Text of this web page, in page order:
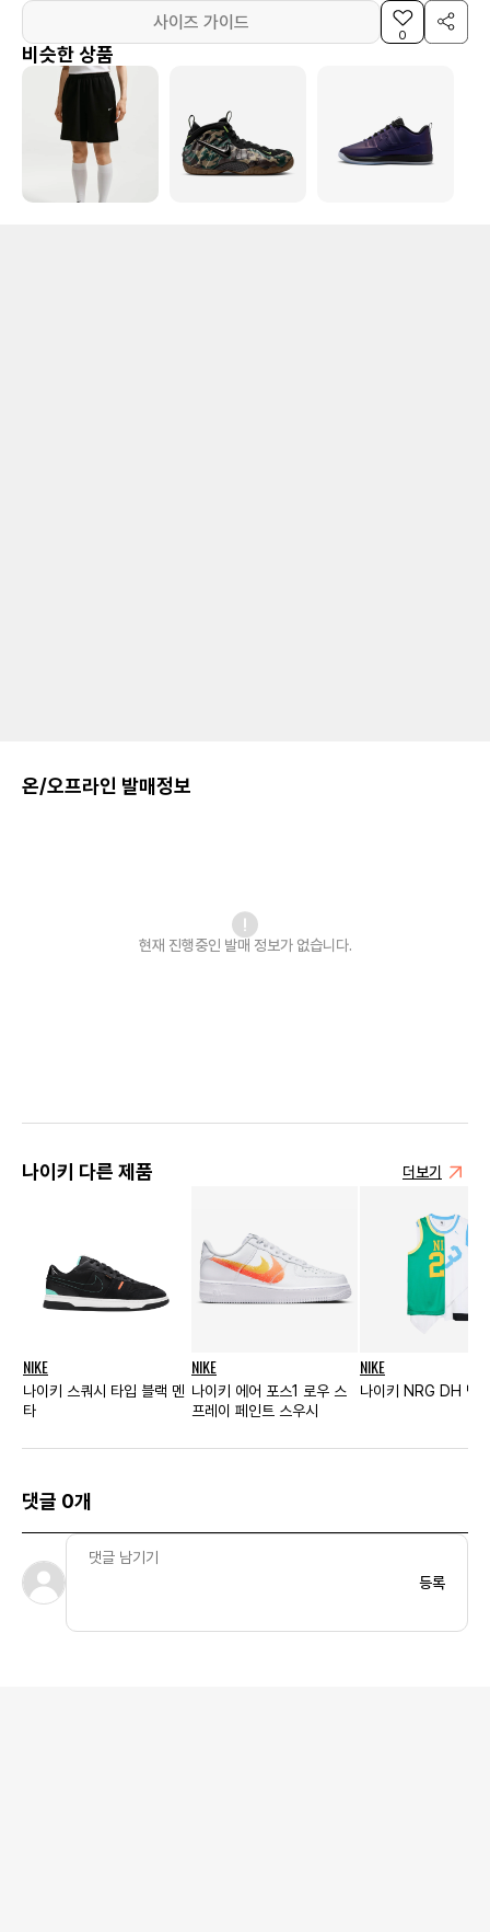
사이즈 가이드
0
비슷한 상품
온/오프라인 발매정보
현재 진행중인 발매 정보가 없습니다.
나이키 다른 제품 더보기
NIKE
나이키 스쿼시 타입 블랙 멘
타
NIKE
나이키 에어 포스1 로우 스
프레이 페인트 스우시
NIKE
나이키 NRG DH 탑
댓글 0개
등록